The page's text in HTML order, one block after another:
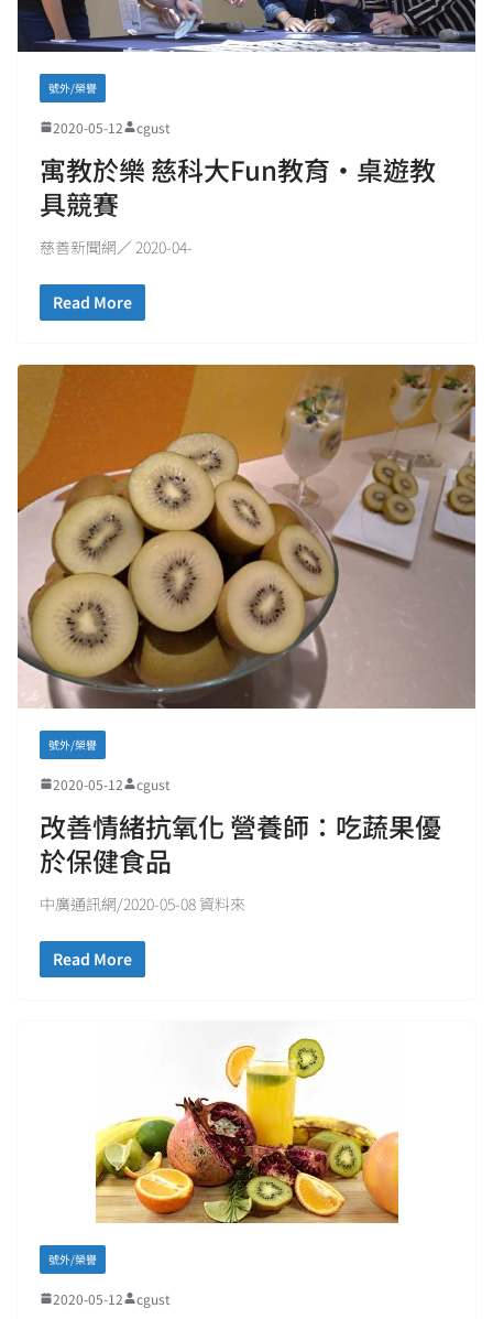
號外/榮譽
2020-05-12 cgust
寓教於樂 慈科大Fun教育‧桌遊教
具競賽
慈善新聞網／ 2020-04-
Read More
號外/榮譽
2020-05-12 cgust
改善情緒抗氧化 營養師：吃蔬果優
於保健食品
中廣通訊網/2020-05-08 資料來
Read More
號外/榮譽
2020-05-12 cgust